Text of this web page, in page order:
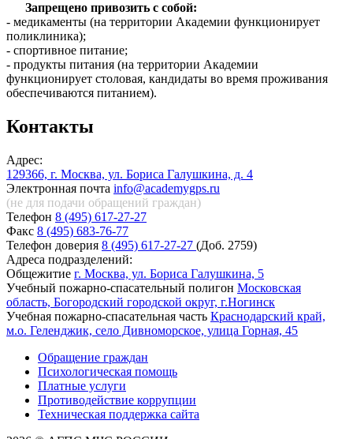
Запрещено привозить с собой:
- медикаменты (на территории Академии функционирует
поликлиника);
- спортивное питание;
- продукты питания (на территории Академии
функционирует столовая, кандидаты во время проживания
обеспечиваются питанием).
Контакты
Адрес:
129366, г. Москва, ул. Бориса Галушкина, д. 4
Электронная почта info@academygps.ru
(не для подачи обращений граждан)
Телефон 8 (495) 617-27-27
Факс 8 (495) 683-76-77
Телефон доверия 8 (495) 617-27-27 (Доб. 2759)
Адреса подразделений:
Общежитие г. Москва, ул. Бориса Галушкина, 5
Учебный пожарно-спасательный полигон Московская
область, Богородский городской округ, г.Ногинск
Учебная пожарно-спасательная часть Краснодарский край,
м.о. Геленджик, село Дивноморское, улица Горная, 45
Обращение граждан
Психологическая помощь
Платные услуги
Противодействие коррупции
Техническая поддержка сайта